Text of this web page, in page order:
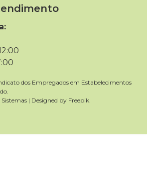
dos Empregados em Estabelecimentos
| Designed by Freepik